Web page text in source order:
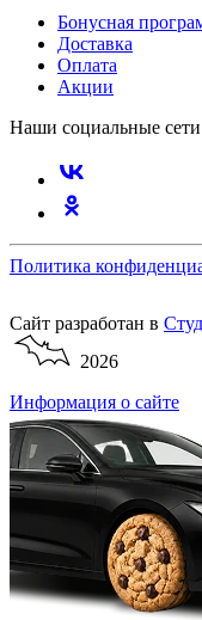
Бонусная
Доставка
Оплата
Акции
Наши социальные сети
Политика
Сайт разработан в
2026
Информация о сайте